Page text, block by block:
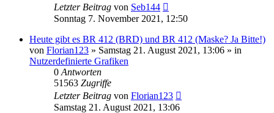
Letzter Beitrag von Seb144
Sonntag 7. November 2021, 12:50
Heute gibt es BR 412 (BRD) und BR 412 (Maske? Ja Bitte!)
von Florian123 » Samstag 21. August 2021, 13:06 » in
Nutzerdefinierte Grafiken
0 Antworten
51563 Zugriffe
Letzter Beitrag von Florian123
Samstag 21. August 2021, 13:06